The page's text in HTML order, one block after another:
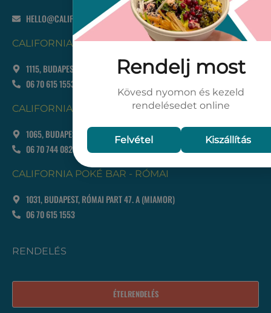
HELLO@CALIFORNIAPOKE.HU
CALIFORNIA POKÉ BAR - ETELE
1115, BUDAPEST, SOMOGYI ÚT 28.
06 70 615 1553
CALIFORNIA POKÉ BAR - OPERA
1065, BUDAPEST, HAJÓS UTCA 13-15.
06 70 744 0820
CALIFORNIA POKÉ BAR - RÓMAI
1031, BUDAPEST, RÓMAI PART 47. A (MIAMOR)
06 70 615 1553
RENDELÉS
ÉTELRENDELÉS